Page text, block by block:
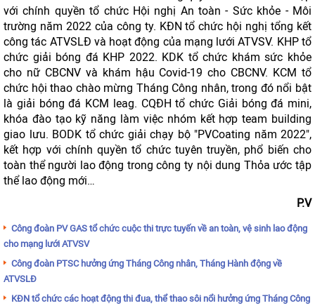
với chính quyền tổ chức Hội nghị An toàn - Sức khỏe - Môi
trường năm 2022 của công ty. KĐN tổ chức hội nghị tổng kết
công tác ATVSLĐ và hoạt động của mạng lưới ATVSV. KHP tổ
chức giải bóng đá KHP 2022. KDK tổ chức khám sức khỏe
cho nữ CBCNV và khám hậu Covid-19 cho CBCNV. KCM tổ
chức hội thao chào mừng Tháng Công nhân, trong đó nổi bật
là giải bóng đá KCM leag. CQĐH tổ chức Giải bóng đá mini,
khóa đào tạo kỹ năng làm việc nhóm kết hợp team building
giao lưu. BODK tổ chức giải chạy bộ "PVCoating năm 2022",
kết hợp với chính quyền tổ chức tuyên truyền, phổ biến cho
toàn thể người lao động trong công ty nội dung Thỏa ước tập
thể lao động mới…
P.V
Công đoàn PV GAS tổ chức cuộc thi trực tuyến về an toàn, vệ sinh lao động
cho mạng lưới ATVSV
Công đoàn PTSC hưởng ứng Tháng Công nhân, Tháng Hành động về
ATVSLĐ
KĐN tổ chức các hoạt động thi đua, thể thao sôi nổi hưởng ứng Tháng Công